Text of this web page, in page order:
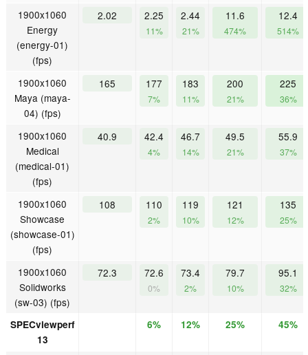
1900x1060
Energy
(energy-01)
(fps)
2.02 2.25
11%
2.44
21%
11.6
474%
12.4
514%
1900x1060
Maya (maya-
04) (fps)
165 177
7%
183
11%
200
21%
225
36%
1900x1060
Medical
(medical-01)
(fps)
40.9 42.4
4%
46.7
14%
49.5
21%
55.9
37%
1900x1060
Showcase
(showcase-01)
(fps)
108 110
2%
119
10%
121
12%
135
25%
1900x1060
Solidworks
(sw-03) (fps)
72.3 72.6
0%
73.4
2%
79.7
10%
95.1
32%
SPECviewperf
13
6% 12% 25% 45%